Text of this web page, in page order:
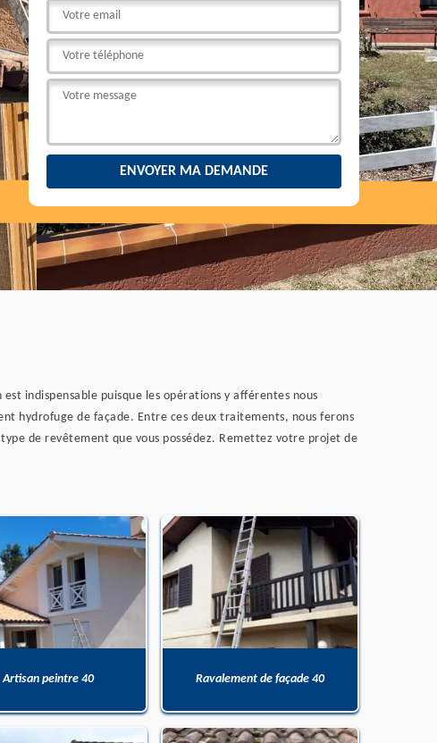
indispensable puisque les opérations y afférentes nous
hydrofuge de façade. Entre ces deux traitements, nous ferons
de revêtement que vous possédez. Remettez votre projet de
Artisan peintre 40 Ravalement de façade 40